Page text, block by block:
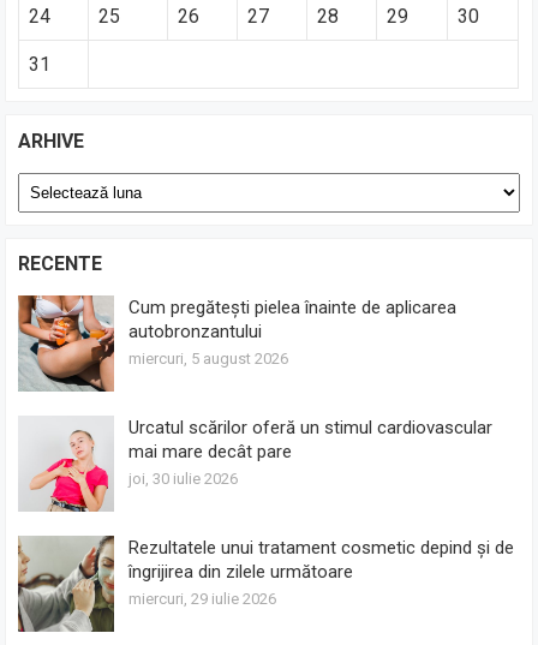
24 25 26 27 28 29 30
31
ARHIVE
Arhive
RECENTE
Cum pregătești pielea înainte de aplicarea
autobronzantului
miercuri, 5 august 2026
Urcatul scărilor oferă un stimul cardiovascular
mai mare decât pare
joi, 30 iulie 2026
Rezultatele unui tratament cosmetic depind și de
îngrijirea din zilele următoare
miercuri, 29 iulie 2026